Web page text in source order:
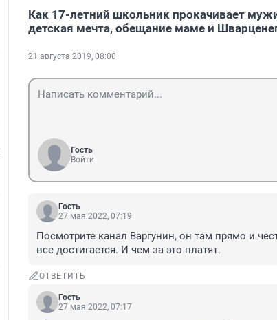
Как 17-летний школьник прокачивает
детская мечта, обещание маме и
21 августа 2019, 08:00
Гость
Войти
Гость
27 мая 2022, 07:19
Посмотрите канал Варгунин, он там прямо и
все достигается. И чем за это платят.
ОТВЕТИТЬ
Гость
27 мая 2022, 07:17